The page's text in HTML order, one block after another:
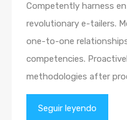
Competently harness
revolutionary e-tailers.
one-to-one
competencies.
methodologies after
Seguir leyendo